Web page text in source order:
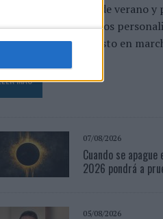
de su campaña de verano
crear recuerdos
Vueling ha puesto en
MÁS
07/08/2026
Cuando se
2026 pondrá a
05/08/2026